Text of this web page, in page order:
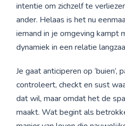
intentie om zichzelf te
ander. Helaas is het nu
iemand in je omgeving kampt
dynamiek in een relatie
Je gaat anticiperen op ‘buien’,
controleert, checkt en sust
dat wil, maar omdat het de
maakt. Wat begint als